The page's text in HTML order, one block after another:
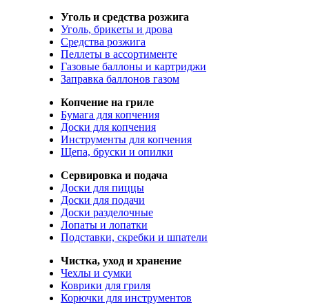
Уголь и средства розжига
Уголь, брикеты и дрова
Средства розжига
Пеллеты в ассортименте
Газовые баллоны и картриджи
Заправка баллонов газом
Копчение на гриле
Бумага для копчения
Доски для копчения
Инструменты для копчения
Щепа, бруски и опилки
Сервировка и подача
Доски для пиццы
Доски для подачи
Доски разделочные
Лопаты и лопатки
Подставки, скребки и шпатели
Чистка, уход и хранение
Чехлы и сумки
Коврики для гриля
Корючки для инструментов